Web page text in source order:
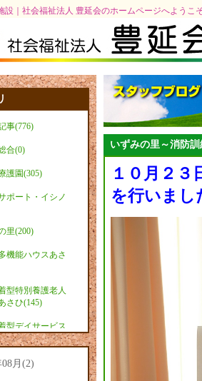
｜社会福祉法人 豊延会のホームページへようこ
事(776)
合(0)
護園(305)
ポート・イシノ
里(200)
機能ハウスあさ
型特別養護老人
さひ(145)
型デイサービス
08月(2)
いずみの里～消防訓
１０月２
を行いまし